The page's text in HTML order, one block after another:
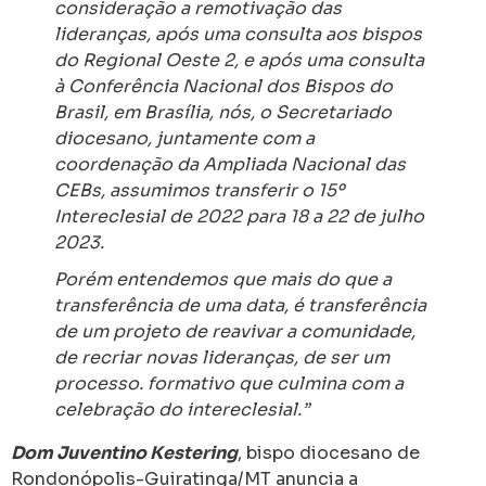
consideração a remotivação das
lideranças, após uma consulta aos bispos
do Regional Oeste 2, e após uma consulta
à Conferência Nacional dos Bispos do
Brasil, em Brasília, nós, o Secretariado
diocesano, juntamente com a
coordenação da Ampliada Nacional das
CEBs, assumimos transferir o 15º
Intereclesial de 2022 para 18 a 22 de julho
2023.
Porém entendemos que mais do que a
transferência de uma data, é transferência
de um projeto de reavivar a comunidade,
de recriar novas lideranças, de ser um
processo. formativo que culmina com a
celebração do intereclesial.”
Dom Juventino Kestering, bispo diocesano de
Rondonópolis-Guiratinga/MT anuncia a